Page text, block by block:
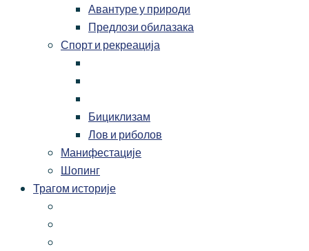
Авантуре у природи
Предлози обилазака
Спорт и рекреација
Бициклизам
Лов и риболов
Манифестације
Шопинг
Трагом историје